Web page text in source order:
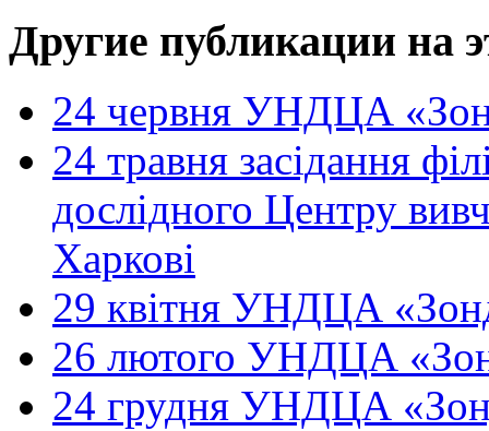
Другие публикации на
24 червня УНДЦА
24 травня засідання
дослідного Центру
Харкові
29 квітня УНДЦА
26 лютого УНДЦА
24 грудня УНДЦА